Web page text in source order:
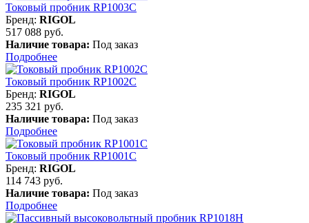
Токовый пробник RP1003C
Бренд: RIGOL
517 088 руб.
Наличие товара: Под заказ
Подробнее
Токовый пробник RP1002C
Бренд: RIGOL
235 321 руб.
Наличие товара: Под заказ
Подробнее
Токовый пробник RP1001C
Бренд: RIGOL
114 743 руб.
Наличие товара: Под заказ
Подробнее